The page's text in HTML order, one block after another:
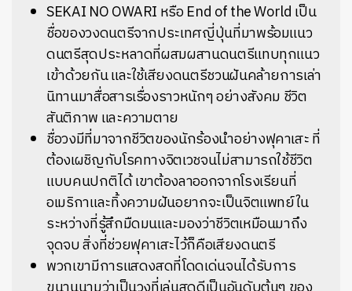
SEKAI NO OWARI หรือ End of the World เป็น
ชื่อของวงดนตรีจากประเทศญี่ปุ่นที่มาพร้อมแนว
ดนตรีสุดประหลาดที่ผสมผสานดนตรีแทบทุกแนว
เข้าด้วยกัน และใช้เสียงดนตรีชวนฝันคล้ายการเล่า
นิทานมาสื่อสารเรื่องราวหนักๆ อย่างสังคม ชีวิต
สันติภาพ และความตาย
ชื่อวงมีที่มาจากชีวิตของนักร้องนำอย่างฟุคาเสะ ที่
ต้องเผชิญกับโรคทางจิตเวชจนไม่สามารถใช้ชีวิต
แบบคนปกติได้ เขาต้องลาออกจากโรงเรียนที่
อเมริกาและทิ้งความฝันอยากจะเป็นจิตแพทย์ใน
ระหว่างที่รู้สึกมืดมนและมองว่าชีวิตเหมือนมาถึง
จุดจบ สิ่งที่ช่วยฟุคาเสะไว้ก็คือเสียงดนตรี
พวกเขามีการแสดงสดที่โดดเด่นจนได้รับการ